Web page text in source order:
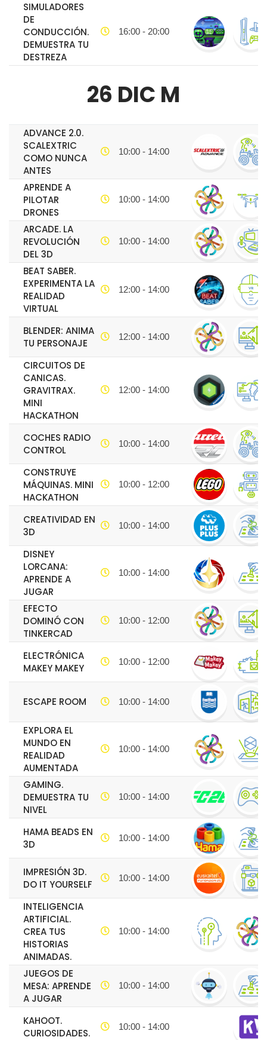
SIMULADORES
DE
CONDUCCIÓN.
DEMUESTRA TU
DESTREZA
16:00 - 20:00
26 DIC M
ADVANCE 2.0.
SCALEXTRIC
COMO NUNCA
ANTES
10:00 - 14:00
APRENDE A
PILOTAR
DRONES
10:00 - 14:00
ARCADE. LA
REVOLUCIÓN
DEL 3D
10:00 - 14:00
BEAT SABER.
EXPERIMENTA LA
REALIDAD
VIRTUAL
12:00 - 14:00
BLENDER: ANIMA
TU PERSONAJE
12:00 - 14:00
CIRCUITOS DE
CANICAS.
GRAVITRAX.
MINI
HACKATHON
12:00 - 14:00
COCHES RADIO
CONTROL
10:00 - 14:00
CONSTRUYE
MÁQUINAS. MINI
HACKATHON
10:00 - 12:00
CREATIVIDAD EN
3D
10:00 - 14:00
DISNEY
LORCANA:
APRENDE A
JUGAR
10:00 - 14:00
EFECTO
DOMINÓ CON
TINKERCAD
10:00 - 12:00
ELECTRÓNICA
MAKEY MAKEY
10:00 - 12:00
ESCAPE ROOM 10:00 - 14:00
EXPLORA EL
MUNDO EN
REALIDAD
AUMENTADA
10:00 - 14:00
GAMING.
DEMUESTRA TU
NIVEL
10:00 - 14:00
HAMA BEADS EN
3D
10:00 - 14:00
IMPRESIÓN 3D.
DO IT YOURSELF
10:00 - 14:00
INTELIGENCIA
ARTIFICIAL.
CREA TUS
HISTORIAS
ANIMADAS.
10:00 - 14:00
JUEGOS DE
MESA: APRENDE
A JUGAR
10:00 - 14:00
KAHOOT.
CURIOSIDADES.
10:00 - 14:00